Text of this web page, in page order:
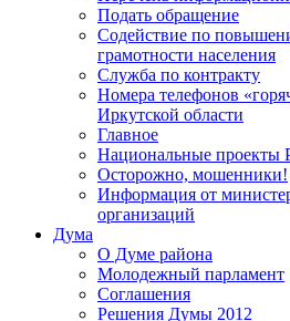
Подать обращение
Содействие по
грамотности населения
Служба по контракту
Номера телефонов
Иркутской области
Главное
Национальные проекты
Осторожно, мошенники!
Информация от
организаций
Дума
О Думе района
Молодежный парламент
Соглашения
Решения Думы 2012